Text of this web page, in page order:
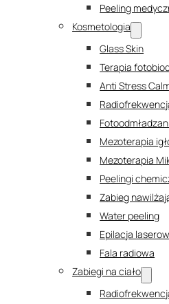
Peeling
Kosmetologia
Glass Skin
Terapia
Anti Stress
Mezoterapia
Mezoterapia
Peelingi
Zabieg
Water peeling
Epilacja
Fala radiowa
Zabiegi na ciało